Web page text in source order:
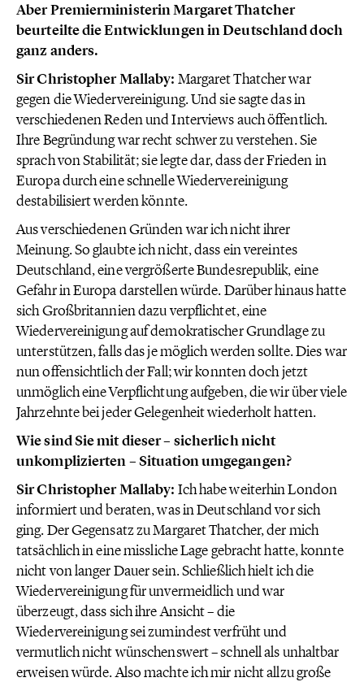
Aber Premierministerin Margaret Thatcher
beurteilte die Entwicklungen in Deutschland doch
ganz anders.
Sir Christopher Mallaby: Margaret Thatcher war
gegen die Wiedervereinigung. Und sie sagte das in
verschiedenen Reden und Interviews auch öffentlich.
Ihre Begründung war recht schwer zu verstehen. Sie
sprach von Stabilität; sie legte dar, dass der Frieden in
Europa durch eine schnelle Wiedervereinigung
destabilisiert werden könnte.
Aus verschiedenen Gründen war ich nicht ihrer
Meinung. So glaubte ich nicht, dass ein vereintes
Deutschland, eine vergrößerte Bundesrepublik, eine
Gefahr in Europa darstellen würde. Darüber hinaus hatte
sich Großbritannien dazu verpflichtet, eine
Wiedervereinigung auf demokratischer Grundlage zu
unterstützen, falls das je möglich werden sollte. Dies war
nun offensichtlich der Fall; wir konnten doch jetzt
unmöglich eine Verpflichtung aufgeben, die wir über viele
Jahrzehnte bei jeder Gelegenheit wiederholt hatten.
Wie sind Sie mit dieser – sicherlich nicht
unkomplizierten – Situation umgegangen?
Sir Christopher Mallaby: Ich habe weiterhin London
informiert und beraten, was in Deutschland vor sich
ging. Der Gegensatz zu Margaret Thatcher, der mich
tatsächlich in eine missliche Lage gebracht hatte, konnte
nicht von langer Dauer sein. Schließlich hielt ich die
Wiedervereinigung für unvermeidlich und war
überzeugt, dass sich ihre Ansicht – die
Wiedervereinigung sei zumindest verfrüht und
vermutlich nicht wünschenswert – schnell als unhaltbar
erweisen würde. Also machte ich mir nicht allzu große